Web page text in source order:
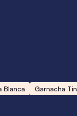
Blanca Garnacha